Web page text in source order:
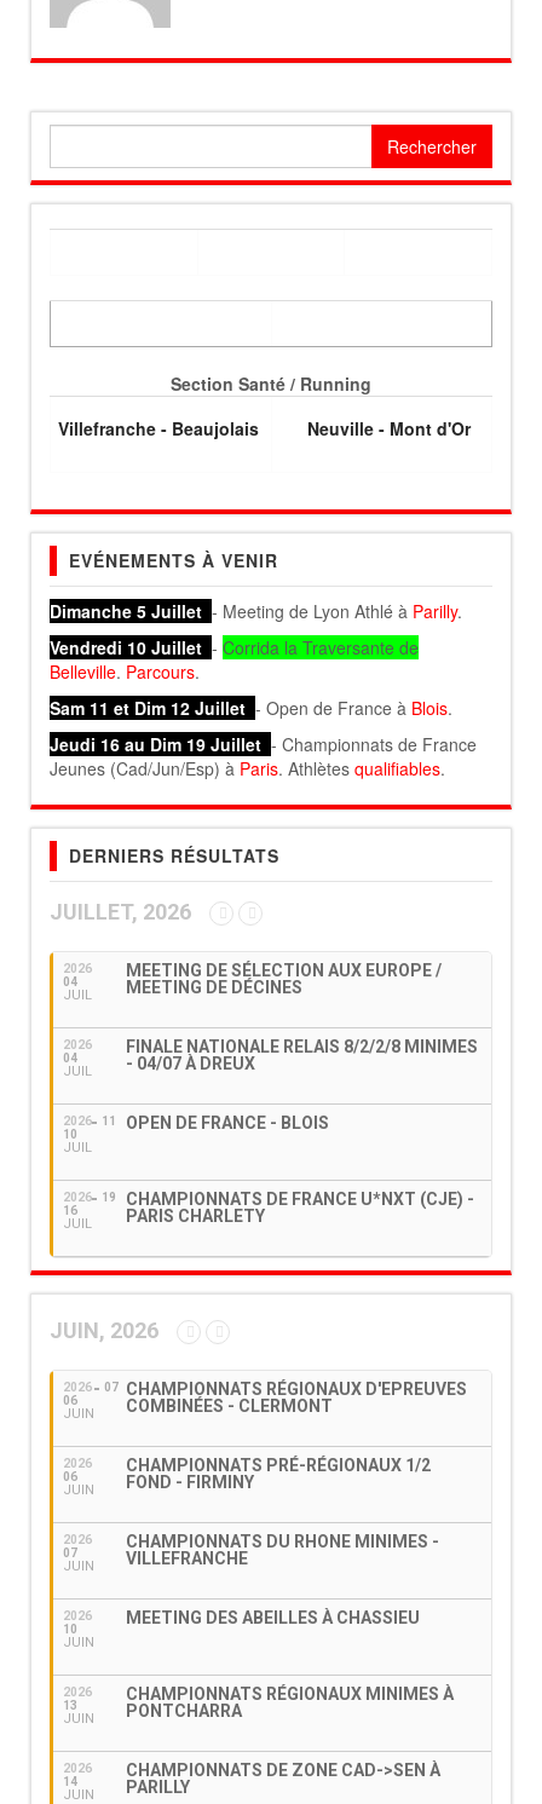
Section Santé / Running
Villefranche - Beaujolais
Neuville - Mont d'Or
EVÉNEMENTS À VENIR
Dimanche 5 Juillet - Meeting de Lyon Athlé à Parilly.
Vendredi 10 Juillet - Corrida la Traversante de
Belleville. Parcours.
Sam 11 et Dim 12 Juillet - Open de France à Blois.
Jeudi 16 au Dim 19 Juillet - Championnats de France
Jeunes (Cad/Jun/Esp) à Paris. Athlètes qualifiables.
DERNIERS RÉSULTATS
JUILLET, 2026
2026
04
JUIL
MEETING DE SÉLECTION AUX EUROPE /
MEETING DE DÉCINES
2026
04
JUIL
FINALE NATIONALE RELAIS 8/2/2/8 MINIMES
- 04/07 À DREUX
2026
10
JUIL
11 OPEN DE FRANCE - BLOIS
2026
16
JUIL
19
CHAMPIONNATS DE FRANCE U*NXT (CJE) -
PARIS CHARLETY
JUIN, 2026
2026
06
JUIN
07
CHAMPIONNATS RÉGIONAUX D'EPREUVES
COMBINÉES - CLERMONT
2026
06
JUIN
CHAMPIONNATS PRÉ-RÉGIONAUX 1/2
FOND - FIRMINY
2026
07
JUIN
CHAMPIONNATS DU RHONE MINIMES -
VILLEFRANCHE
2026
10
JUIN
MEETING DES ABEILLES À CHASSIEU
2026
13
JUIN
CHAMPIONNATS RÉGIONAUX MINIMES À
PONTCHARRA
2026
14
JUIN
CHAMPIONNATS DE ZONE CAD->SEN À
PARILLY